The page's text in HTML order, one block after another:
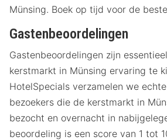
Münsing. Boek op tijd voor de
Gastenbeoordelingen
Gastenbeoordelingen zijn
kerstmarkt in Münsing ervaring te
HotelSpecials verzamelen we
bezoekers die de kerstmarkt in
bezocht en overnacht in
beoordeling is een score van 1 tot